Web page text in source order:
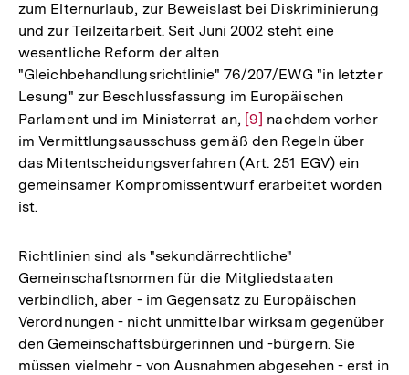
zum Elternurlaub, zur Beweislast bei Diskriminierung
und zur Teilzeitarbeit. Seit Juni 2002 steht eine
wesentliche Reform der alten
"Gleichbehandlungsrichtlinie" 76/207/EWG "in letzter
Lesung" zur Beschlussfassung im Europäischen
Parlament und im Ministerrat an, Zur
Auflösung
der
Fußnote
[9] nachdem vorher
im Vermittlungsausschuss gemäß den Regeln über
das Mitentscheidungsverfahren (Art. 251 EGV) ein
gemeinsamer Kompromissentwurf erarbeitet worden
ist.
Richtlinien sind als "sekundärrechtliche"
Gemeinschaftsnormen für die Mitgliedstaaten
verbindlich, aber - im Gegensatz zu Europäischen
Verordnungen - nicht unmittelbar wirksam gegenüber
den Gemeinschaftsbürgerinnen und -bürgern. Sie
müssen vielmehr - von Ausnahmen abgesehen - erst in